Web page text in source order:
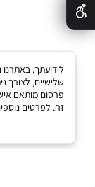
שלישיים, לצורך
פרסום מותאם
זה. לפרטים